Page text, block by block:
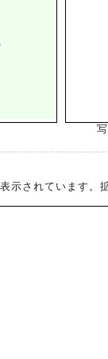
示されています。